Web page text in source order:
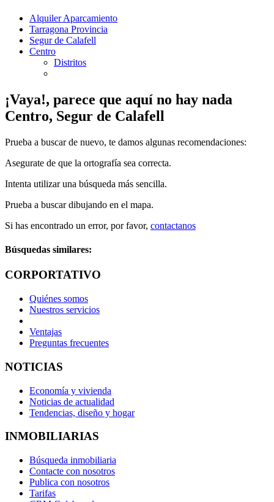
Alquiler Aparcamiento
Tarragona Provincia
Segur de Calafell
Centro
Distritos
¡Vaya!, parece que aquí no hay nada
Centro, Segur de Calafell
Prueba a buscar de nuevo, te damos algunas recomendaciones:
Asegurate de que la ortografía sea correcta.
Intenta utilizar una búsqueda más sencilla.
Prueba a buscar dibujando en el mapa.
Si has encontrado un error, por favor, contactanos
Búsquedas similares:
CORPORTATIVO
Quiénes somos
Nuestros servicios
Ventajas
Preguntas frecuentes
NOTICIAS
Economía y vivienda
Noticias de actualidad
Tendencias, diseño y hogar
INMOBILIARIAS
Búsqueda inmobiliaria
Contacte con nosotros
Publica con nosotros
Tarifas